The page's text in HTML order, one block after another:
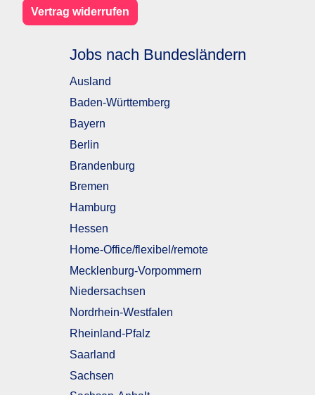
Vertrag widerrufen
Jobs nach Bundesländern
Ausland
Baden-Württemberg
Bayern
Berlin
Brandenburg
Bremen
Hamburg
Hessen
Home-Office/flexibel/remote
Mecklenburg-Vorpommern
Niedersachsen
Nordrhein-Westfalen
Rheinland-Pfalz
Saarland
Sachsen